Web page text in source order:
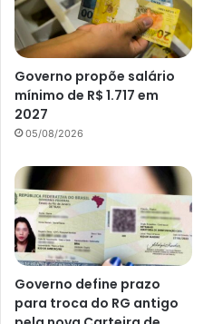
Governo propõe salário
mínimo de R$ 1.717 em
2027
05/08/2026
Governo define prazo
para troca do RG antigo